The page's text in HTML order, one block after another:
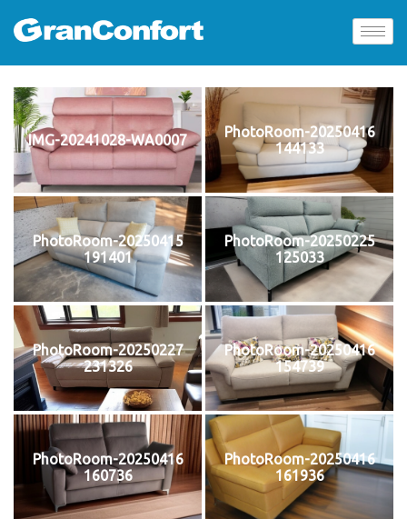
IMG-20241028-WA0007
PhotoRoom-20250416
144133
PhotoRoom-20250415
191401
PhotoRoom-20250225
125033
PhotoRoom-20250227
231326
PhotoRoom-20250416
154739
PhotoRoom-20250416
160736
PhotoRoom-20250416
161936